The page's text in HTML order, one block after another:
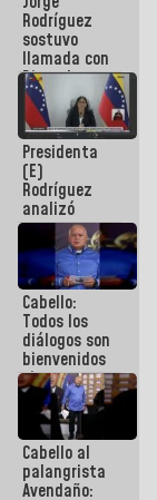
Rodríguez
sostuvo
llamada con
Dinorah
Figuera y
acuerdan
primer
encuentro
presencial
para el
diálogo
Presidenta
(E)
Rodríguez
analizó
junto a
gobernadores
planes de
recuperación
del Sistema
Eléctrico
Nacional
Cabello:
Todos los
diálogos son
bienvenidos
siempre que
estén en el
marco de la
Constitución
de la
República
Cabello al
palangrista
Avendaño: